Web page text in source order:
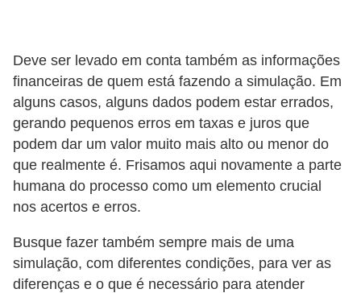
Deve ser levado em conta também as informações
financeiras de quem está fazendo a simulação. Em
alguns casos, alguns dados podem estar errados,
gerando pequenos erros em taxas e juros que
podem dar um valor muito mais alto ou menor do
que realmente é. Frisamos aqui novamente a parte
humana do processo como um elemento crucial
nos acertos e erros.
Busque fazer também sempre mais de uma
simulação, com diferentes condições, para ver as
diferenças e o que é necessário para atender
i
t
o
E
d
u
a
ç